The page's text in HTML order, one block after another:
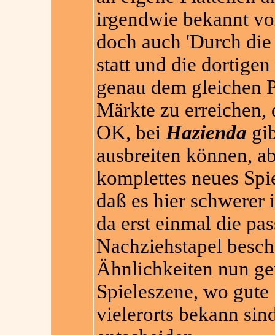
irgendwie bekannt
doch auch 'Durch
statt und die
genau dem gleichen
Märkte zu erreichen,
OK, bei Hazienda
ausbreiten können,
komplettes neues
daß es hier schwerer
da erst einmal die
Nachziehstapel
Ähnlichkeiten nun
Spieleszene, wo
vielerorts bekann